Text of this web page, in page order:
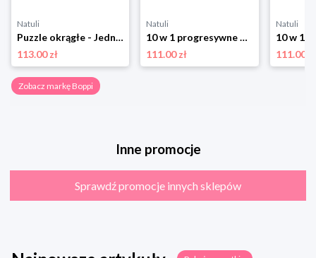
Natuli
Puzzle okrągłe - Jednorożce 150 elementów Boppi
113.00 zł
Natuli
10 w 1 progresywne pierwsze puzzle Dinozaury 30 elementów Boppi
111.00 zł
Natuli
111.00 zł
Zobacz markę Boppi
Inne promocje
Sprawdź promocje innych sklepów